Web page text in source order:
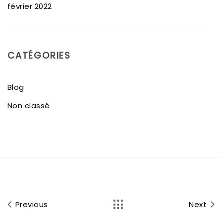
février 2022
CATÉGORIES
Blog
Non classé
Previous Next